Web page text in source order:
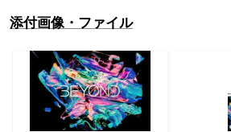
添付画像・ファイル